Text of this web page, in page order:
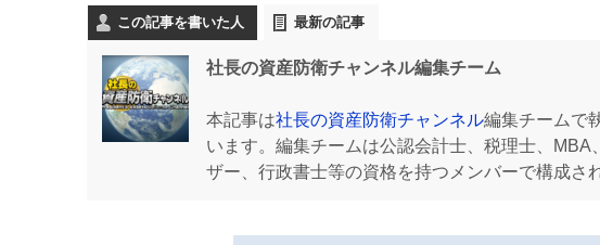
この記事を書いた人 最新の記事
社長の資産防衛チャンネル編集チーム
本記事は社長の資産防衛チャンネル編集チームで
います。編集チームは公認会計士、税理士、
ザー、行政書士等の資格を持つメンバーで構成さ